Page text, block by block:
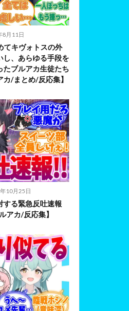
8月11日
てキヴォトスの外
し、あらゆる手段を
たブルアカ生徒たち
/まとめ/反応集】
10月25日
する緊急反吐速報
アカ/反応集】